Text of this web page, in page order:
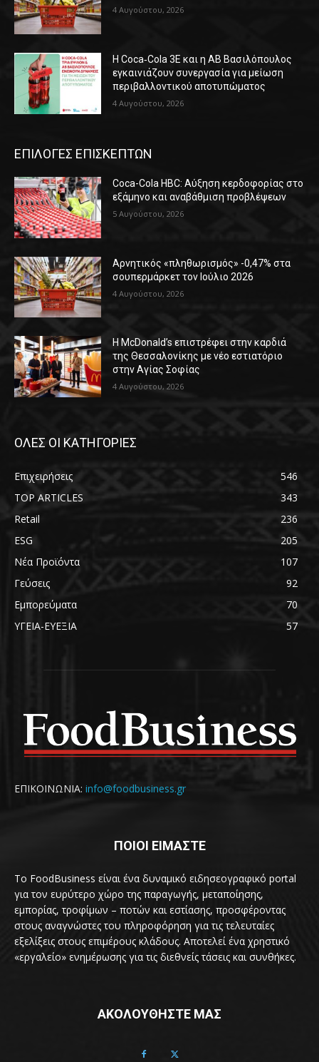
4 Αυγούστου, 2026
Η Coca‑Cola 3E και η ΑΒ Βασιλόπουλος
εγκαινιάζουν συνεργασία για μείωση
περιβαλλοντικού αποτυπώματος
4 Αυγούστου, 2026
ΕΠΙΛΟΓΕΣ ΕΠΙΣΚΕΠΤΩΝ
Coca-Cola HBC: Αύξηση κερδοφορίας στο
εξάμηνο και αναβάθμιση προβλέψεων
5 Αυγούστου, 2026
Αρνητικός «πληθωρισμός» -0,47% στα
σουπερμάρκετ τον Ιούλιο 2026
4 Αυγούστου, 2026
Η McDonald’s επιστρέφει στην καρδιά
της Θεσσαλονίκης με νέο εστιατόριο
στην Αγίας Σοφίας
4 Αυγούστου, 2026
ΟΛΕΣ ΟΙ ΚΑΤΗΓΟΡΙΕΣ
Επιχειρήσεις
546
TOP ARTICLES
343
Retail
236
ESG
205
Νέα Προϊόντα
107
Γεύσεις
92
Εμπορεύματα
70
ΥΓΕΙΑ-ΕΥΕΞΙΑ
57
ΕΠΙΚΟΙΝΩΝΙΑ: info@foodbusiness.gr
ΠΟΙΟΙ ΕΙΜΑΣΤΕ
Το FoodBusiness είναι ένα δυναμικό ειδησεογραφικό portal
για τον ευρύτερο χώρο της παραγωγής, μεταποίησης,
εμπορίας, τροφίμων – ποτών και εστίασης, προσφέροντας
στους αναγνώστες του πληροφόρηση για τις τελευταίες
εξελίξεις στους επιμέρους κλάδους. Αποτελεί ένα χρηστικό
«εργαλείο» ενημέρωσης για τις διεθνείς τάσεις και συνθήκες.
ΑΚΟΛΟΥΘΗΣΤΕ ΜΑΣ